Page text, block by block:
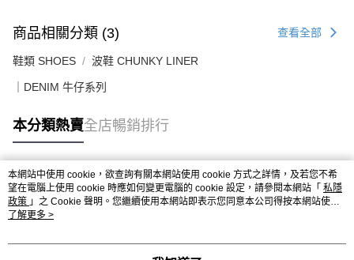
商品相關分類 (3) 查看全部
鞋類 SHOES 波鞋 CHUNKY LINER
｜DENIM 牛仔系列
本分類熱賣全店暢銷排行
熱門標籤
熱銷排行
本網站中使用 cookie，欲查詢有關本網站使用 cookie 方式之詳情，及若您不希
望在電腦上使用 cookie 時應如何變更電腦的 cookie 設定，請參閱本網站「 私隱
政策 」之 Cookie 聲明。您繼續使用本網站即表示您同意本公司得按本網站使用
條款之 Cookie 聲明使用 cookie。
了解更多 >